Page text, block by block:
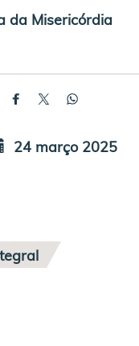
da Misericórdia
24 março 2025